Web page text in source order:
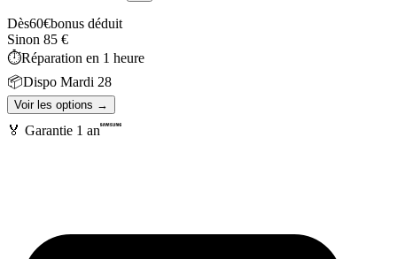
Dès60€bonus déduit
Sinon 85 €
⏱️Réparation en 1 heure
📦Dispo Mardi 28
Voir les options →
🏅 Garantie 1 an